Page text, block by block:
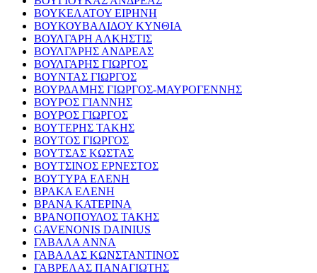
ΒΟΥΚΕΛΑΤΟΥ ΕΙΡΗΝΗ
ΒΟΥΚΟΥΒΑΛΙΔΟΥ ΚΥΝΘΙΑ
ΒΟΥΛΓΑΡΗ ΑΛΚΗΣΤΙΣ
ΒΟΥΛΓΑΡΗΣ ΑΝΔΡΕΑΣ
ΒΟΥΛΓΑΡΗΣ ΓΙΩΡΓΟΣ
ΒΟΥΝΤΑΣ ΓΙΩΡΓΟΣ
ΒΟΥΡΔΑΜΗΣ ΓΙΩΡΓΟΣ-ΜΑΥΡΟΓΕΝΝΗΣ
ΒΟΥΡΟΣ ΓΙΑΝΝΗΣ
ΒΟΥΡΟΣ ΓΙΩΡΓΟΣ
ΒΟΥΤΕΡΗΣ ΤΑΚΗΣ
ΒΟΥΤΟΣ ΓΙΩΡΓΟΣ
ΒΟΥΤΣΑΣ ΚΩΣΤΑΣ
ΒΟΥΤΣΙΝΟΣ ΕΡΝΕΣΤΟΣ
ΒΟΥΤΥΡΑ ΕΛΕΝΗ
ΒΡΑΚΑ ΕΛΕΝΗ
ΒΡΑΝΑ ΚΑΤΕΡΙΝΑ
ΒΡΑΝΟΠΟΥΛΟΣ ΤΑΚΗΣ
GAVENONIS DAINIUS
ΓΑΒΑΛΑ ΑΝΝΑ
ΓΑΒΑΛΑΣ ΚΩΝΣΤΑΝΤΙΝΟΣ
ΓΑΒΡΕΛΑΣ ΠΑΝΑΓΙΩΤΗΣ